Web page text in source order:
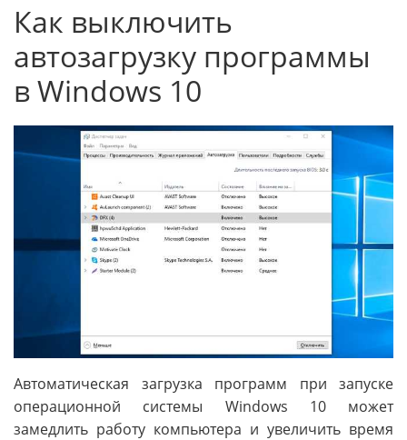
Как выключить
автозагрузку программы
в Windows 10
Автоматическая загрузка программ при запуске
операционной системы Windows 10 может
замедлить работу компьютера и увеличить время